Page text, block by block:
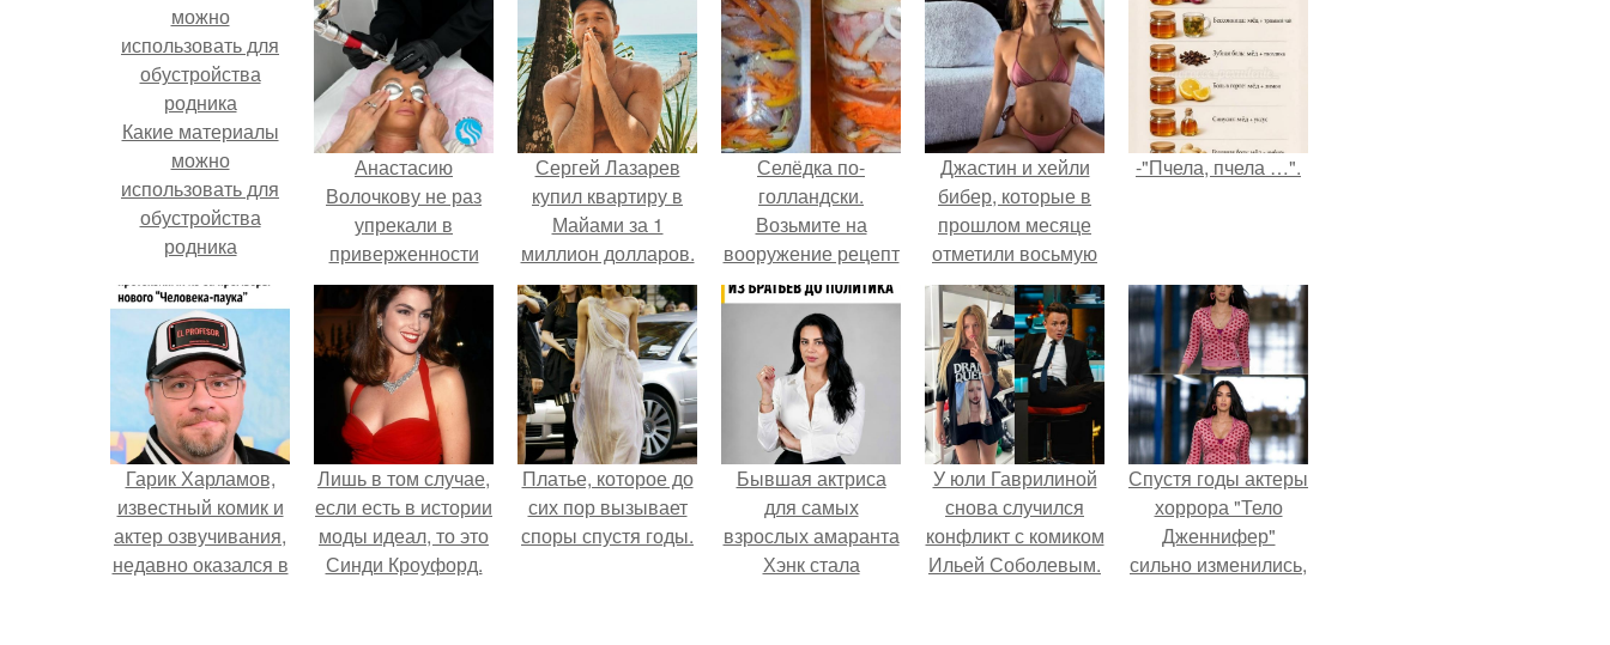
Какие материалы
можно
использовать для
обустройства
родника
Анастасию
Волочкову не раз
упрекали в
приверженности
устаревшим бьюти -
процедурам.
Сергей Лазарев
купил квартиру в
Майами за 1
миллион долларов.
Селёдка по-
голландски.
Возьмите на
вооружение рецепт
селёдки по-
голландски.
Джастин и хейли
бибер, которые в
прошлом месяце
отметили восьмую
годовщину
помолвки, показали
новые фото с
совместного
отдыха.
-"Пчела, пчела …".
Гарик Харламов,
известный комик и
актер озвучивания,
недавно оказался в
Лишь в том случае,
если есть в истории
моды идеал, то это
Синди Кроуфорд.
Платье, которое до
сих пор вызывает
споры спустя годы.
Бывшая актриса
для самых
взрослых амаранта
Хэнк стала
У юли Гаврилиной
снова случился
конфликт с комиком
Ильей Соболевым.
Спустя годы актеры
хоррора "Тело
Дженнифер"
сильно изменились,